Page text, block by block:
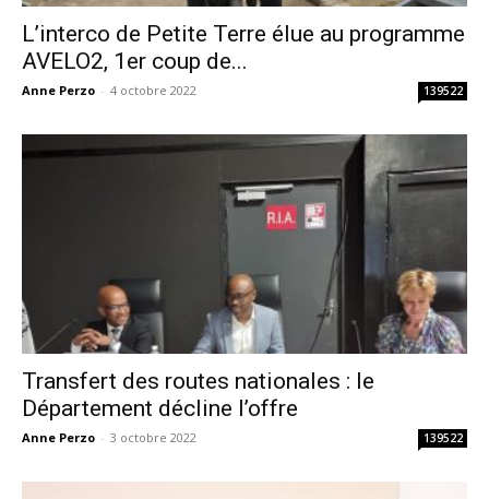
L’interco de Petite Terre élue au programme
AVELO2, 1er coup de...
Anne Perzo - 4 octobre 2022 139522
Transfert des routes nationales : le
Département décline l’offre
Anne Perzo - 3 octobre 2022 139522